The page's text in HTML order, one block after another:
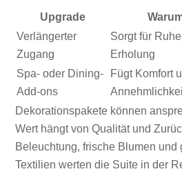
Upgrade
Verlängerter
Zugang
Sorgt für
Erholung
Spa- oder Dining-
Add-ons
Fügt Komfort
Dekorationspakete können
Wert hängt von Qualität und
Beleuchtung, frische Blumen und
Textilien werten die Suite in der